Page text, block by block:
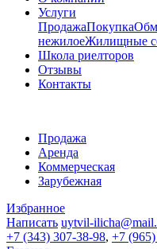
Услуги
ПродажаПокупка
нежилоеЖилищные
Школа риелторов
Отзывы
Контакты
Продажа
Аренда
Коммерческая
Зарубежная
Избранное
Написать uytvil-
+7 (343) 307-38-98, +7